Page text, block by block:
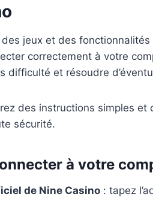
jeux et des
correctement à votre
difficulté et résoudre
des instructions simples et
sécurité.
à votre
de Nine Casino : tapez